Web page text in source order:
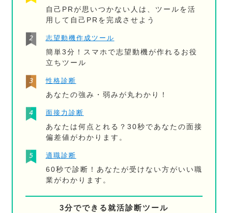
自己PRが思いつかない人は、ツールを活
用して自己PRを完成させよう
志望動機作成ツール
簡単3分！スマホで志望動機が作れるお役
立ちツール
性格診断
あなたの強み・弱みが丸わかり！
面接力診断
あなたは何点とれる？30秒であなたの面接
偏差値がわかります。
適職診断
60秒で診断！あなたが受けない方がいい職
業がわかります。
3分でできる就活診断ツール